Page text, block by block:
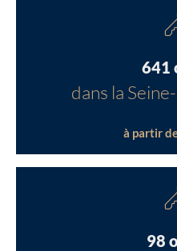
641
dans la
à partir
98